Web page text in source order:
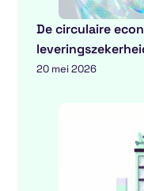
De circulaire
20 mei 2026